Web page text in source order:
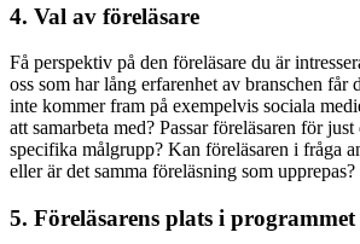
4. Val av föreläsare
Få perspektiv på den föreläsare du är
oss som har lång erfarenhet av branschen får
inte kommer fram på exempelvis sociala
att samarbeta med? Passar föreläsaren för
specifika målgrupp? Kan föreläsaren i fråga
eller är det samma föreläsning som upprepas?
5. Föreläsarens plats i programmet